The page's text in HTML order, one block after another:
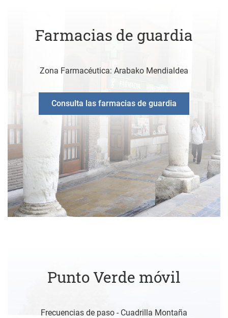
Farmacias de guardia
Zona Farmacéutica: Arabako Mendialdea
Consulta las farmacias de guardia
Punto Verde móvil
Frecuencias de paso - Cuadrilla Montaña